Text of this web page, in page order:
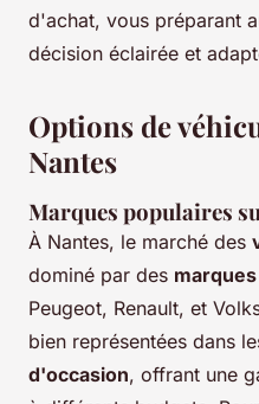
d'achat, vous préparant
décision éclairée et
Options de
Nantes
Marques populaires
À Nantes, le marché des
dominé par des
Peugeot, Renault, et
bien représentées dans
d'occasion, offrant une